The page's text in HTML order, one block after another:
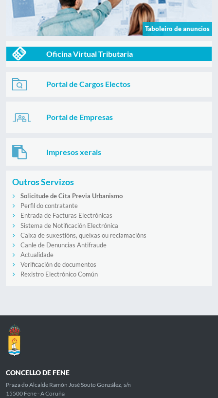
Taboleiro de anuncios
Oficina Virtual Tributaria
Portal de Cargos Electos
Portal de Empresas
Impresos xerais
Outros Servizos
Solicitude de Cita Previa Urbanismo
Perfil do contratante
Entrada de Facturas Electrónicas
Sistema de Notificación Electrónica
Caixa de suxestións, queixas ou reclamacións
Canle de Denuncias Antifraude
Actualidade
Verificación de documentos
Rexistro Electrónico Común
CONCELLO DE FENE
Praza do Alcalde Ramón José Souto González, s/n
15500 Fene - A Coruña